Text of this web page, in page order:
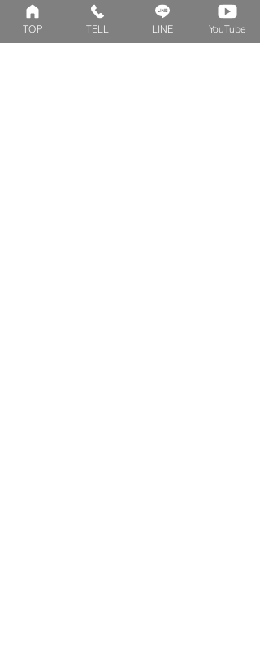
​おそろいリング ロータス
ベビーリング カブト
TOP TELL LINE YouTube